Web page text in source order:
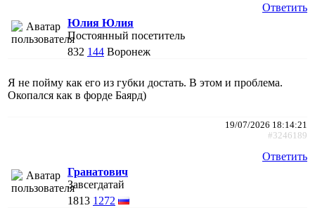
Ответить
Юлия Юлия
Постоянный посетитель
832 144 Воронеж
Я не пойму как его из губки достать. В этом и проблема.
Окопался как в форде Баярд)
19/07/2026 18:14:21
#3246189
Ответить
Гранатович
Завсегдатай
1813 1272